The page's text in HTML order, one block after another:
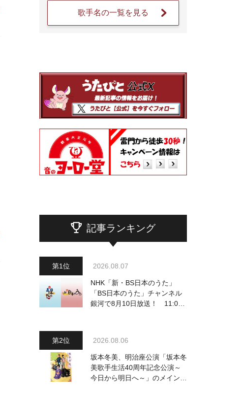
歌手名の一覧を見る
記事ランキング
2026.08.07
NHK「新・BS日本のうた」
「BS日本のうた」チャンネル
銀河で8月10日放送！ 11:00
出演者・曲目情報
2026.08.06
坂本冬美、明治座公演「坂本冬
美歌手生活40周年記念公演～
今日から明日へ～」のメインビ